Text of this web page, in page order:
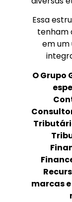
Essa
tenham
em um
O Grupo
marcas